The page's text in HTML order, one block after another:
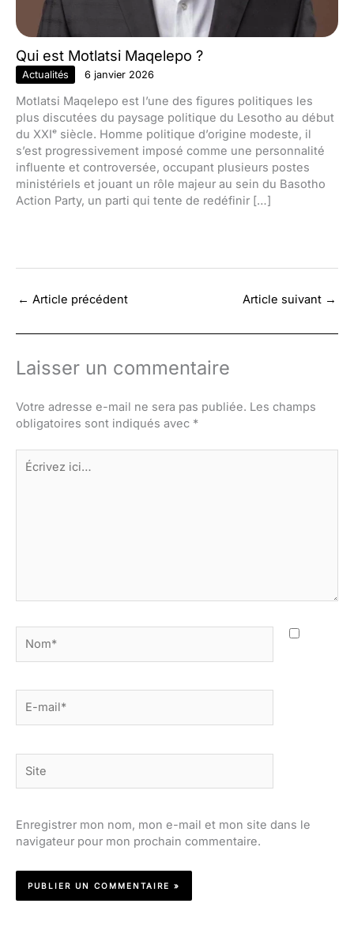
Qui est Motlatsi Maqelepo ?
Actualités 6 janvier 2026
Motlatsi Maqelepo est l’une des figures politiques les
plus discutées du paysage politique du Lesotho au début
du XXIᵉ siècle. Homme politique d’origine modeste, il
s’est progressivement imposé comme une personnalité
influente et controversée, occupant plusieurs postes
ministériels et jouant un rôle majeur au sein du Basotho
Action Party, un parti qui tente de redéfinir […]
← Article précédent Article suivant →
Laisser un commentaire
Votre adresse e-mail ne sera pas publiée. Les champs
obligatoires sont indiqués avec *
Écrivez
ici…
mail*
Enregistrer mon nom, mon e-mail et mon site dans le
navigateur pour mon prochain commentaire.